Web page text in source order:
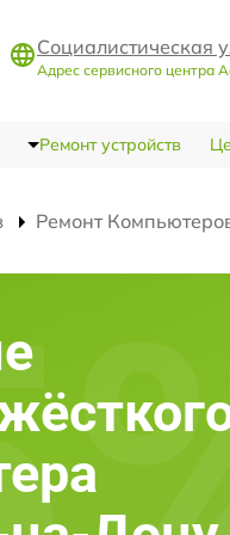
Социалистическая
Адрес сервисного центра
Ремонт устройств
Ремонт